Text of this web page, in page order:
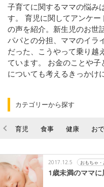
子育てに関するママの悩み
す。 育児に関してアンケ
の声を紹介。新生児のお世
パパとの分担、ママのイラ
だった、こうやって乗り越
ています。 お金のことや
についても考えるきっかけ
カテゴリーから探す
育児 食事 健康 お
2017.12.5 おもちゃ
1歳未満のママ